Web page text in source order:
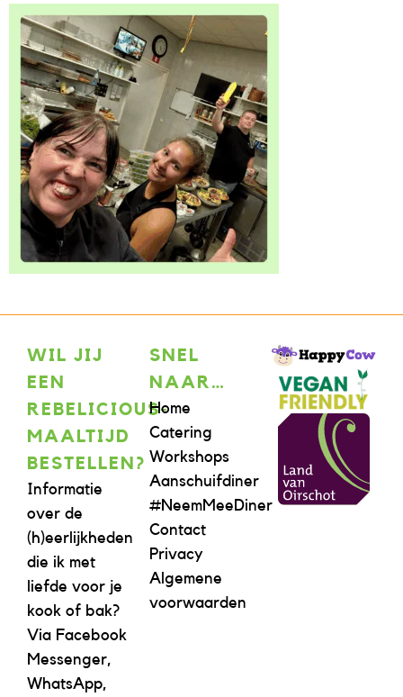
WIL JIJ
EEN
REBELICIOUS-
MAALTIJD
BESTELLEN?
Informatie
over de
(h)eerlijkheden
die ik met
liefde voor je
kook of bak?
Via Facebook
Messenger,
WhatsApp,
SNEL
NAAR…
Home
Catering
Workshops
Aanschuifdiner
#NeemMeeDiner
Contact
Privacy
Algemene
voorwaarden